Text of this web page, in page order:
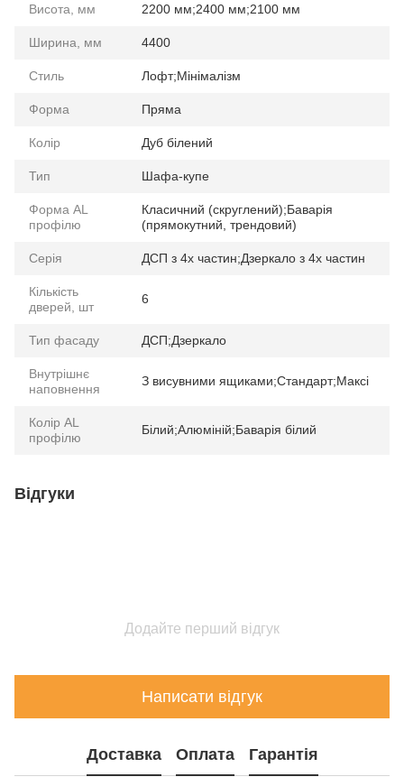
Висота, мм 2200 мм;2400 мм;2100 мм
Ширина, мм 4400
Стиль Лофт;Мінімалізм
Форма Пряма
Колір Дуб білений
Тип Шафа-купе
Форма AL
профілю
Класичний (скруглений);Баварія
(прямокутний, трендовий)
Серія ДСП з 4х частин;Дзеркало з 4х частин
Кількість
дверей, шт
6
Тип фасаду ДСП;Дзеркало
Внутрішнє
наповнення
З висувними ящиками;Стандарт;Максі
Колір AL
профілю
Білий;Алюміній;Баварія білий
Відгуки
Додайте перший відгук
Написати відгук
Доставка Оплата Гарантія